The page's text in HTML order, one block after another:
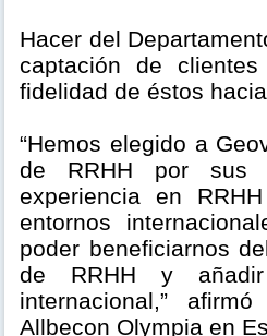
Hacer del
captación de
fidelidad de éstos
“Hemos elegido a
de RRHH por sus
experiencia en
entornos
poder beneficiarnos
de RRHH y
internacional,”
Allbecon Olympia en